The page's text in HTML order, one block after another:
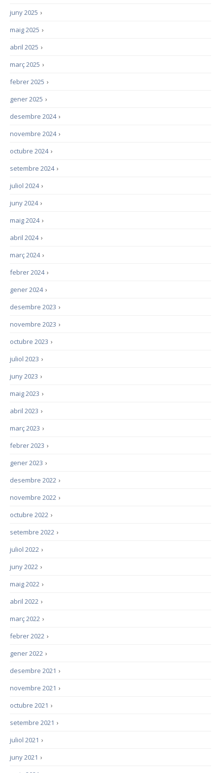
›
juny 2025
›
maig 2025
›
abril 2025
›
març 2025
›
febrer 2025
›
gener 2025
›
desembre 2024
›
novembre 2024
›
octubre 2024
›
setembre 2024
›
juliol 2024
›
juny 2024
›
maig 2024
›
abril 2024
›
març 2024
›
febrer 2024
›
gener 2024
›
desembre 2023
›
novembre 2023
›
octubre 2023
›
juliol 2023
›
juny 2023
›
maig 2023
›
abril 2023
›
març 2023
›
febrer 2023
›
gener 2023
›
desembre 2022
›
novembre 2022
›
octubre 2022
›
setembre 2022
›
juliol 2022
›
juny 2022
›
maig 2022
›
abril 2022
›
març 2022
›
febrer 2022
›
gener 2022
›
desembre 2021
›
novembre 2021
›
octubre 2021
›
setembre 2021
›
juliol 2021
›
juny 2021